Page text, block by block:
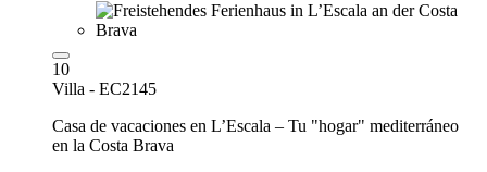
10
Villa - EC2145
Casa de vacaciones en L’Escala – Tu "hogar" mediterráneo
en la Costa Brava